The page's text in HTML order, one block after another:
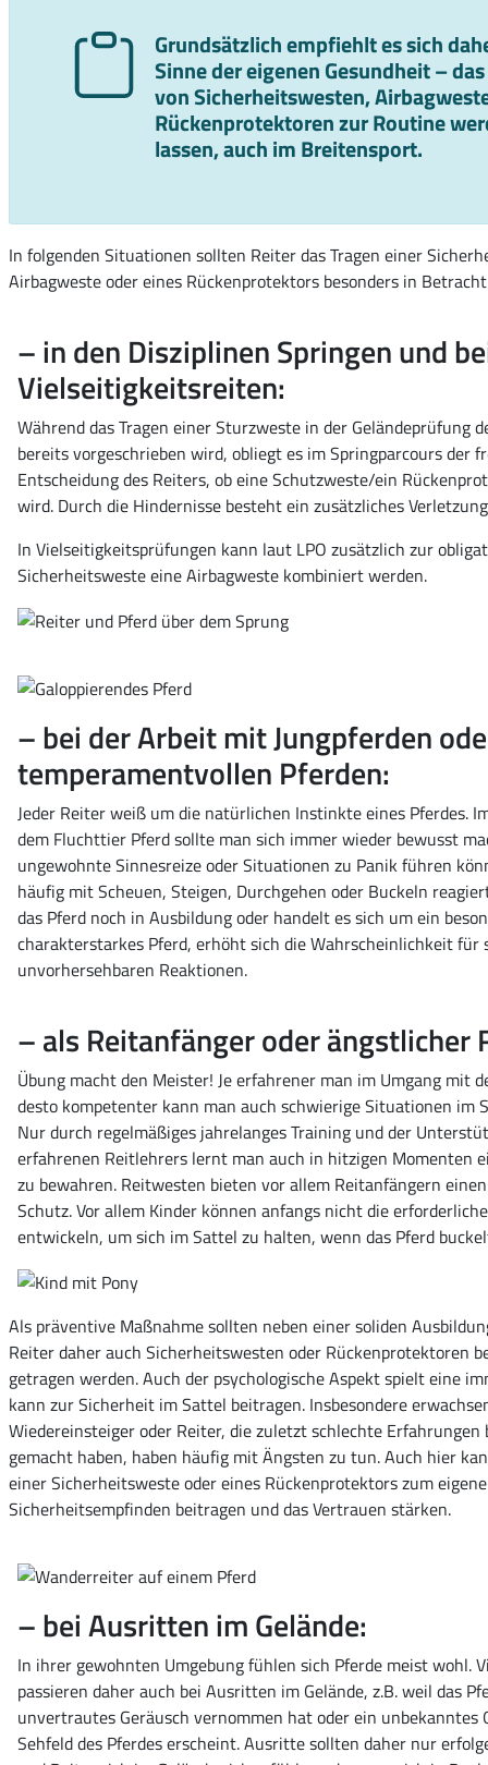
Grundsätzlich empfiehlt es sich
Sinne der eigenen Gesundheit –
von Sicherheitswesten,
Rückenprotektoren zur Routine
lassen, auch im Breitensport.
In folgenden Situationen sollten Reiter das Tragen einer
Airbagweste oder eines Rückenprotektors besonders in
– in den Disziplinen Springen und
Vielseitigkeitsreiten:
Während das Tragen einer Sturzweste in der Geländeprüfung
bereits vorgeschrieben wird, obliegt es im Springparcours der
Entscheidung des Reiters, ob eine Schutzweste/ein
wird. Durch die Hindernisse besteht ein zusätzliches
In Vielseitigkeitsprüfungen kann laut LPO zusätzlich zur
Sicherheitsweste eine Airbagweste kombiniert werden.
– bei der Arbeit mit Jungpferden
temperamentvollen Pferden:
Jeder Reiter weiß um die natürlichen Instinkte eines Pferdes.
dem Fluchttier Pferd sollte man sich immer wieder bewusst
ungewohnte Sinnesreize oder Situationen zu Panik führen
häufig mit Scheuen, Steigen, Durchgehen oder Buckeln
das Pferd noch in Ausbildung oder handelt es sich um ein
charakterstarkes Pferd, erhöht sich die Wahrscheinlichkeit für
unvorhersehbaren Reaktionen.
– als Reitanfänger oder ängstlicher
Übung macht den Meister! Je erfahrener man im Umgang mit
desto kompetenter kann man auch schwierige Situationen im
Nur durch regelmäßiges jahrelanges Training und der
erfahrenen Reitlehrers lernt man auch in hitzigen Momenten
zu bewahren. Reitwesten bieten vor allem Reitanfängern
Schutz. Vor allem Kinder können anfangs nicht die
entwickeln, um sich im Sattel zu halten, wenn das Pferd
Als präventive Maßnahme sollten neben einer soliden
Reiter daher auch Sicherheitswesten oder Rückenprotektoren
getragen werden. Auch der psychologische Aspekt spielt eine
kann zur Sicherheit im Sattel beitragen. Insbesondere
Wiedereinsteiger oder Reiter, die zuletzt schlechte Erfahrungen
gemacht haben, haben häufig mit Ängsten zu tun. Auch hier
einer Sicherheitsweste oder eines Rückenprotektors zum
Sicherheitsempfinden beitragen und das Vertrauen stärken.
– bei Ausritten im Gelände:
In ihrer gewohnten Umgebung fühlen sich Pferde meist wohl.
passieren daher auch bei Ausritten im Gelände, z.B. weil das
unvertrautes Geräusch vernommen hat oder ein unbekanntes
Sehfeld des Pferdes erscheint. Ausritte sollten daher nur